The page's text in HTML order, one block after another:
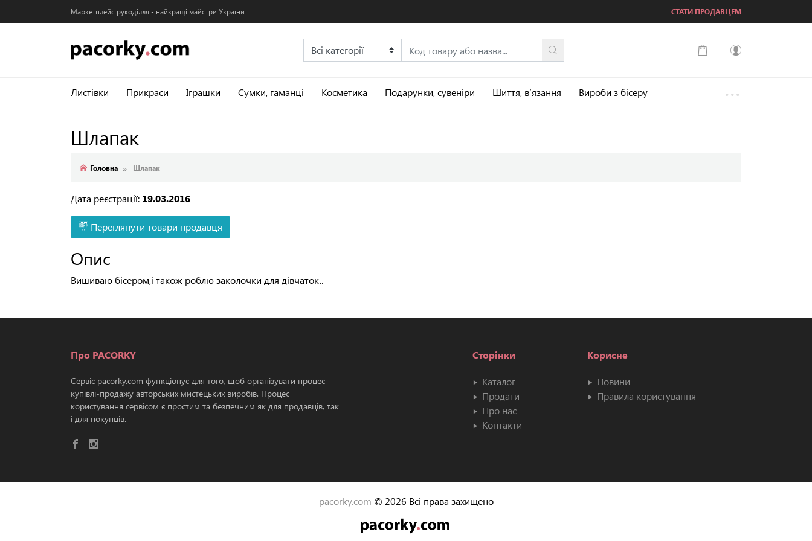
Маркетплейс рукоділля - найкращі майстри України СТАТИ ПРОДАВЦЕМ
...
Листівки Прикраси Іграшки Сумки, гаманці Косметика Подарунки, сувеніри Шиття, в’язання Вироби з бісеру
Шлапак
Головна Шлапак
Дата реєстрації: 19.03.2016
Переглянути товари продавця
Опис
Вишиваю бісером,і також роблю заколочки для дівчаток..
Про PACORKY
Сервіс pacorky.com функціонує для того, щоб організувати процес
купівлі-продажу авторських мистецьких виробів. Процес
користування сервісом є простим та безпечним як для продавців, так
і для покупців.
Сторінки
Каталог
Продати
Про нас
Контакти
Корисне
Новини
Правила користування
pacorky.com © 2026 Всі права захищено